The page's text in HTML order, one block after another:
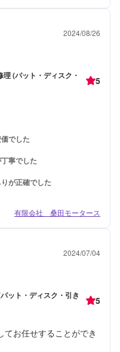
2024/08/26
(パット・ディスク・
5
でした
寧でした
が正確でした
有限会社 桑田モータース
2024/07/04
ット・ディスク・引き
5
お任せすることができ